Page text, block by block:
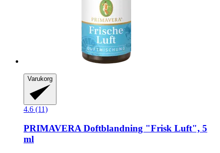
Varukorg
4.6 (11)
PRIMAVERA Doftblandning "Frisk Luft", 5
ml